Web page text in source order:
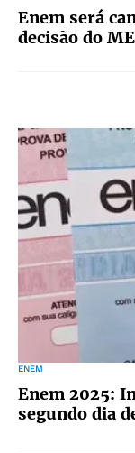
Enem será
decisão do
ENEM
Enem 2025:
segundo dia